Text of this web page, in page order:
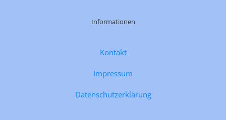
Informationen
Kontakt
Impressum
Datenschutzerklärung